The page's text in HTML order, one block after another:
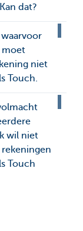
dat?
moet
niet
Touch.
wil niet
Touch